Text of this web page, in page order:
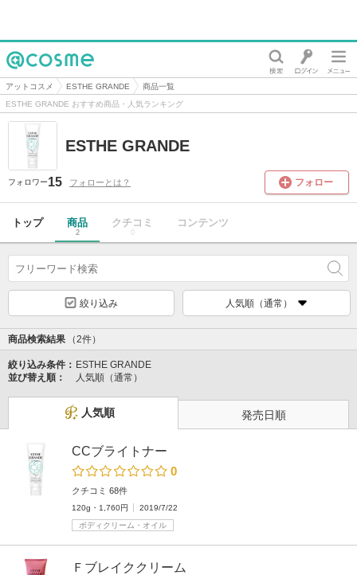
@cosme
アットコスメ ESTHE GRANDE
商品一覧
ESTHE GRANDE おすすめ商品・人気ランキング
ESTHE GRANDE
フォロワー15 フォローとは？ フォロー
トップ 商品
2
クチコミ
0
コンテンツ
絞り込み 人気順（通常）
商品検索結果 （2件）
絞り込み条件： ESTHE GRANDE
並び替え順：
人気順（通常）
人気順 発売日順
CCブライトナー
0
クチコミ 68件
120g・1,760円
2019/7/22
ボディクリーム・オイル
Ｆブレイククリーム